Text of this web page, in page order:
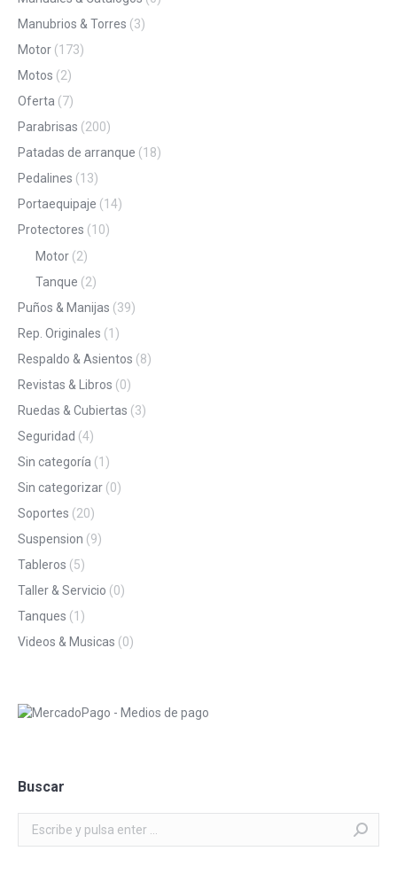
Manubrios & Torres (3)
Motor (173)
Motos (2)
Oferta (7)
Parabrisas (200)
Patadas de arranque (18)
Pedalines (13)
Portaequipaje (14)
Protectores (10)
Motor (2)
Tanque (2)
Puños & Manijas (39)
Rep. Originales (1)
Respaldo & Asientos (8)
Revistas & Libros (0)
Ruedas & Cubiertas (3)
Seguridad (4)
Sin categoría (1)
Sin categorizar (0)
Soportes (20)
Suspension (9)
Tableros (5)
Taller & Servicio (0)
Tanques (1)
Videos & Musicas (0)
Buscar
Buscar: